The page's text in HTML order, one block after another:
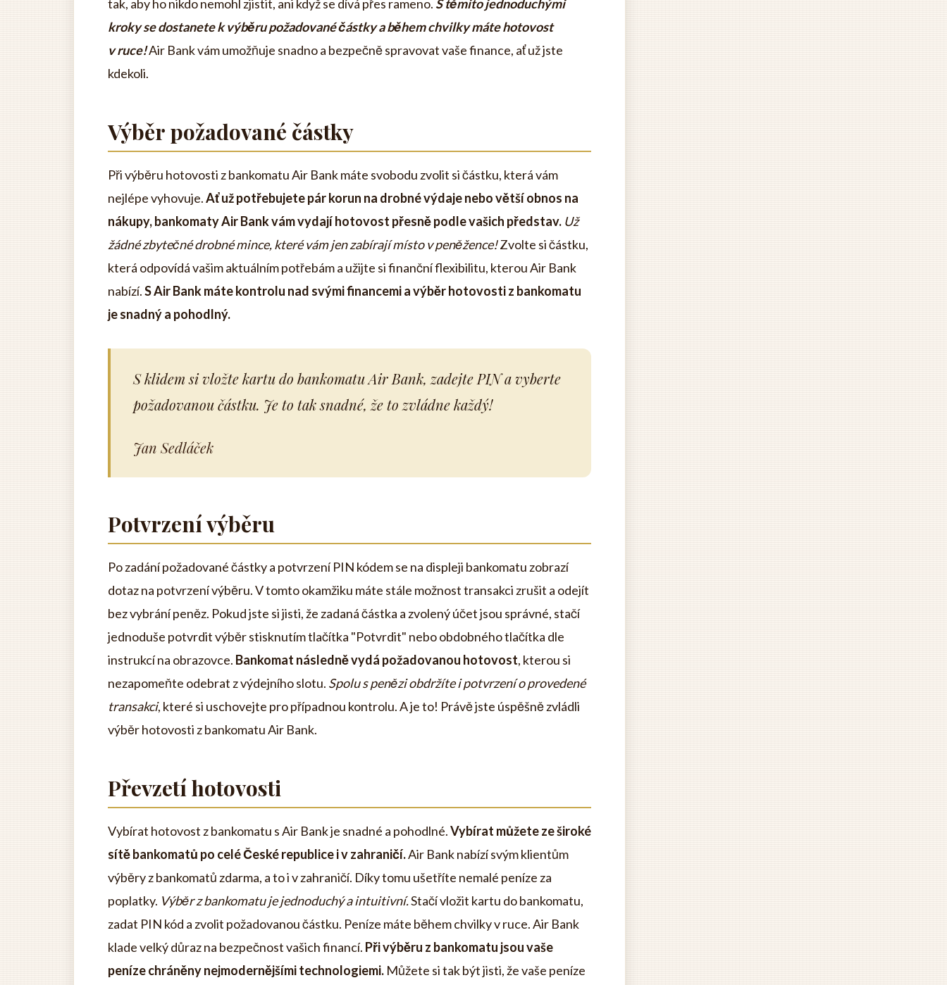
tak, aby ho nikdo nemohl zjistit, ani když se dívá přes rameno. S těmito jednoduchými
kroky se dostanete k výběru požadované částky a během chvilky máte hotovost
v ruce!Air Bank vám umožňuje snadno a bezpečně spravovat vaše finance, ať už jste
kdekoli.
Výběr požadované částky
Při výběru hotovosti z bankomatu Air Bank máte svobodu zvolit si částku, která vám
nejlépe vyhovuje.Ať už potřebujete pár korun na drobné výdaje nebo větší obnos na
nákupy, bankomaty Air Bank vám vydají hotovost přesně podle vašich představ. Už
žádné zbytečné drobné mince, které vám jen zabírají místo v peněžence!Zvolte si částku,
která odpovídá vašim aktuálním potřebám a užijte si finanční flexibilitu, kterou Air Bank
nabízí.S Air Bank máte kontrolu nad svými financemi a výběr hotovosti z bankomatu
je snadný a pohodlný.
S klidem si vložte kartu do bankomatu Air Bank, zadejte PIN a vyberte
požadovanou částku. Je to tak snadné, že to zvládne každý!
Jan Sedláček
Potvrzení výběru
Po zadání požadované částky a potvrzení PIN kódem se na displeji bankomatu zobrazí
dotaz na potvrzení výběru. V tomto okamžiku máte stále možnost transakci zrušit a odejít
bez vybrání peněz. Pokud jste si jisti, že zadaná částka a zvolený účet jsou správné, stačí
jednoduše potvrdit výběr stisknutím tlačítka "Potvrdit" nebo obdobného tlačítka dle
instrukcí na obrazovce. Bankomat následně vydá požadovanou hotovost, kterou si
nezapomeňte odebrat z výdejního slotu. Spolu s penězi obdržíte i potvrzení o provedené
transakci, které si uschovejte pro případnou kontrolu. A je to! Právě jste úspěšně zvládli
výběr hotovosti z bankomatu Air Bank.
Převzetí hotovosti
Vybírat hotovost z bankomatu s Air Bank je snadné a pohodlné.Vybírat můžete ze široké
sítě bankomatů po celé České republice i v zahraničí.Air Bank nabízí svým klientům
výběry z bankomatů zdarma, a to i v zahraničí. Díky tomu ušetříte nemalé peníze za
poplatky. Výběr z bankomatu je jednoduchý a intuitivní.Stačí vložit kartu do bankomatu,
zadat PIN kód a zvolit požadovanou částku. Peníze máte během chvilky v ruce. Air Bank
klade velký důraz na bezpečnost vašich financí. Při výběru z bankomatu jsou vaše
peníze chráněny nejmodernějšími technologiemi. Můžete si tak být jisti, že vaše peníze